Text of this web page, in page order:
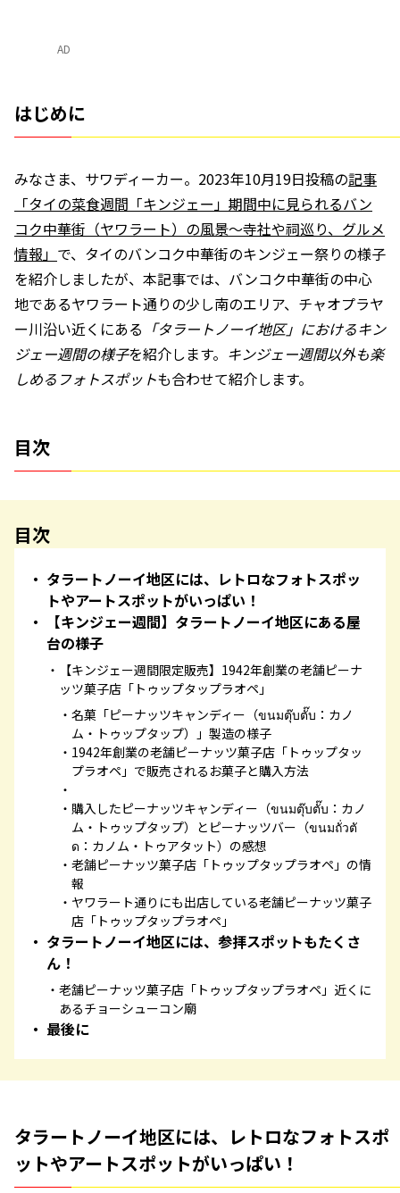
AD
はじめに
みなさま、サワディーカー。2023年10月19日投稿の記事
「タイの菜食週間「キンジェー」期間中に見られるバン
コク中華街（ヤワラート）の風景～寺社や祠巡り、グルメ
情報」 で、タイのバンコク中華街のキンジェー祭りの様子
を紹介しましたが、本記事では、バンコク中華街の中心
地であるヤワラート通りの少し南のエリア、チャオプラヤ
ー川沿い近くにある 「タラートノーイ地区」におけるキン
ジェー週間の様子を紹介します。 キンジェー週間以外も楽
しめるフォトスポットも合わせて紹介します。
目次
目次
タラートノーイ地区には、レトロなフォトスポッ
トやアートスポットがいっぱい！
【キンジェー週間】タラートノーイ地区にある屋
台の様子
【キンジェー週間限定販売】1942年創業の老舗ピーナ
ッツ菓子店「トゥップタップラオペ」
名菓「ピーナッツキャンディー（ขนมตุ๊บตั๊บ：カノ
ム・トゥップタップ）」製造の様子
1942年創業の老舗ピーナッツ菓子店「トゥップタッ
プラオペ」で販売されるお菓子と購入方法
購入したピーナッツキャンディー（ขนมตุ๊บตั๊บ：カノ
ム・トゥップタップ）とピーナッツバー（ขนมถั่วตั
ด：カノム・トゥアタット）の感想
老舗ピーナッツ菓子店「トゥップタップラオペ」の情
報
ヤワラート通りにも出店している老舗ピーナッツ菓子
店「トゥップタップラオペ」
タラートノーイ地区には、参拝スポットもたくさ
ん！
老舗ピーナッツ菓子店「トゥップタップラオペ」近くに
あるチョーシューコン廟
最後に
タラートノーイ地区には、レトロなフォトスポ
ットやアートスポットがいっぱい！